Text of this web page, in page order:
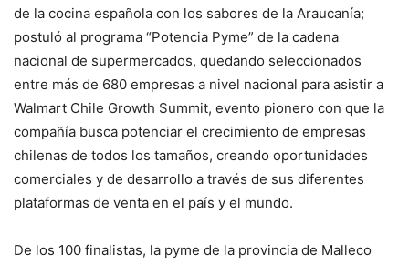
de la cocina española con los sabores de la Araucanía;
postuló al programa “Potencia Pyme” de la cadena
nacional de supermercados, quedando seleccionados
entre más de 680 empresas a nivel nacional para asistir a
Walmart Chile Growth Summit, evento pionero con que la
compañía busca potenciar el crecimiento de empresas
chilenas de todos los tamaños, creando oportunidades
comerciales y de desarrollo a través de sus diferentes
plataformas de venta en el país y el mundo.
De los 100 finalistas, la pyme de la provincia de Malleco